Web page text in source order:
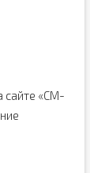
сайте «СМ-